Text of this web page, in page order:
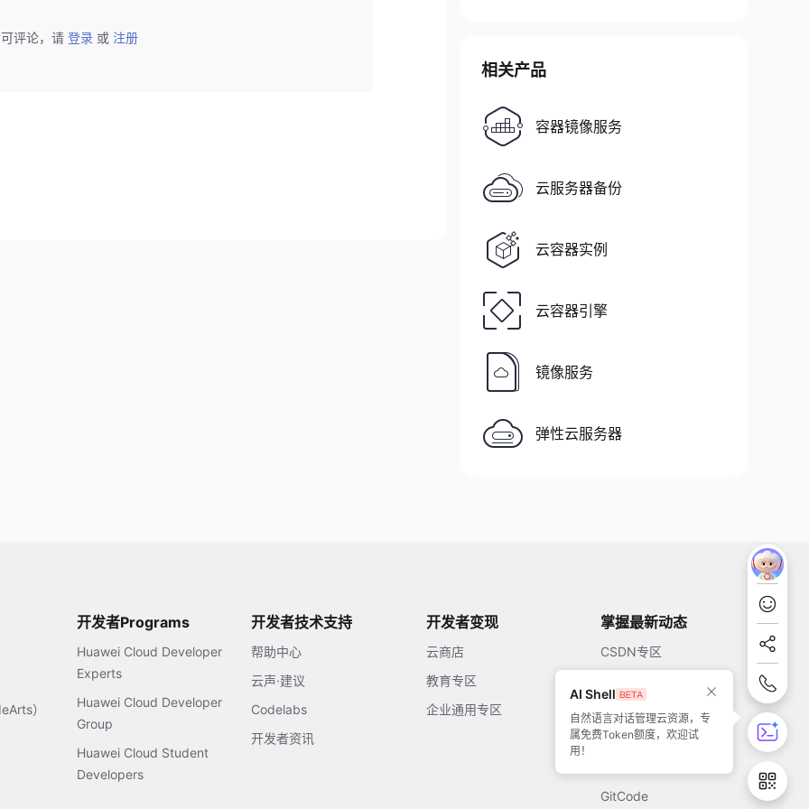
评论，请 登录 或 注册
相关产品
容器镜像服务
云服务器备份
云容器实例
云容器引擎
镜像服务
弹性云服务器
AI Shell
自然语言对话管理云资源，专
属免费Token额度，欢迎试
用！
）
开发者Programs
Huawei Cloud Developer
Experts
Huawei Cloud Developer
Group
Huawei Cloud Student
Developers
开发者技术支持
帮助中心
云声·建议
Codelabs
开发者资讯
开发者变现
云商店
教育专区
企业通用专区
掌握最新动态
CSDN专区
开源中国
51CTO
GitCode